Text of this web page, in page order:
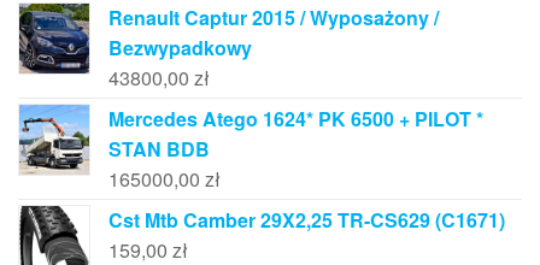
Renault Captur 2015 / Wyposażony /
Bezwypadkowy
43800,00 zł
Mercedes Atego 1624* PK 6500 + PILOT *
STAN BDB
165000,00 zł
Cst Mtb Camber 29X2,25 TR-CS629 (C1671)
159,00 zł